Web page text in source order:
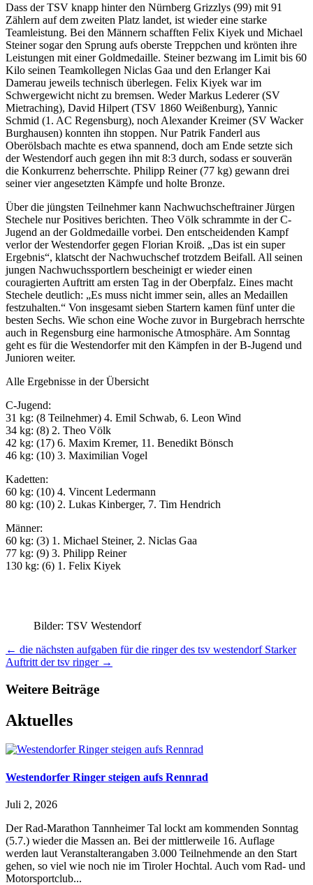
Dass der TSV knapp hinter den Nürnberg Grizzlys (99) mit 91
Zählern auf dem zweiten Platz landet, ist wieder eine starke
Teamleistung. Bei den Männern schafften Felix Kiyek und Michael
Steiner sogar den Sprung aufs oberste Treppchen und krönten ihre
Leistungen mit einer Goldmedaille. Steiner bezwang im Limit bis 60
Kilo seinen Teamkollegen Niclas Gaa und den Erlanger Kai
Damerau jeweils technisch überlegen. Felix Kiyek war im
Schwergewicht nicht zu bremsen. Weder Markus Lederer (SV
Mietraching), David Hilpert (TSV 1860 Weißenburg), Yannic
Schmid (1. AC Regensburg), noch Alexander Kreimer (SV Wacker
Burghausen) konnten ihn stoppen. Nur Patrik Fanderl aus
Oberölsbach machte es etwa spannend, doch am Ende setzte sich
der Westendorf auch gegen ihn mit 8:3 durch, sodass er souverän
die Konkurrenz beherrschte. Philipp Reiner (77 kg) gewann drei
seiner vier angesetzten Kämpfe und holte Bronze.
Über die jüngsten Teilnehmer kann Nachwuchscheftrainer Jürgen
Stechele nur Positives berichten. Theo Völk schrammte in der C-
Jugend an der Goldmedaille vorbei. Den entscheidenden Kampf
verlor der Westendorfer gegen Florian Kroiß. „Das ist ein super
Ergebnis“, klatscht der Nachwuchschef trotzdem Beifall. All seinen
jungen Nachwuchssportlern bescheinigt er wieder einen
couragierten Auftritt am ersten Tag in der Oberpfalz. Eines macht
Stechele deutlich: „Es muss nicht immer sein, alles an Medaillen
festzuhalten.“ Von insgesamt sieben Startern kamen fünf unter die
besten Sechs. Wie schon eine Woche zuvor in Burgebrach herrschte
auch in Regensburg eine harmonische Atmosphäre. Am Sonntag
geht es für die Westendorfer mit den Kämpfen in der B-Jugend und
Junioren weiter.
Alle Ergebnisse in der Übersicht
C-Jugend:
31 kg: (8 Teilnehmer) 4. Emil Schwab, 6. Leon Wind
34 kg: (8) 2. Theo Völk
42 kg: (17) 6. Maxim Kremer, 11. Benedikt Bönsch
46 kg: (10) 3. Maximilian Vogel
Kadetten:
60 kg: (10) 4. Vincent Ledermann
80 kg: (10) 2. Lukas Kinberger, 7. Tim Hendrich
Männer:
60 kg: (3) 1. Michael Steiner, 2. Niclas Gaa
77 kg: (9) 3. Philipp Reiner
130 kg: (6) 1. Felix Kiyek
Bilder: TSV Westendorf
← die nächsten aufgaben für die ringer des tsv westendorf Starker
Auftritt der tsv ringer→
Weitere Beiträge
Aktuelles
Westendorfer Ringer steigen aufs Rennrad
Juli 2, 2026
Der Rad-Marathon Tannheimer Tal lockt am kommenden Sonntag
(5.7.) wieder die Massen an. Bei der mittlerweile 16. Auflage
werden laut Veranstalterangaben 3.000 Teilnehmende an den Start
gehen, so viel wie noch nie im Tiroler Hochtal. Auch vom Rad- und
Motorsportclub...